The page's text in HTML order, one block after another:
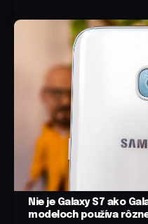
Nie je Galaxy S7 ako
modeloch používa